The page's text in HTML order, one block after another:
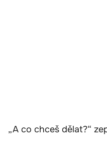
„A co chceš dělat?“